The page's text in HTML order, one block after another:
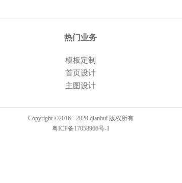
热门业务
模板定制
首页设计
主图设计
Copyright ©2016 - 2020 qianhui 版权所有
粤ICP备17058966号-1